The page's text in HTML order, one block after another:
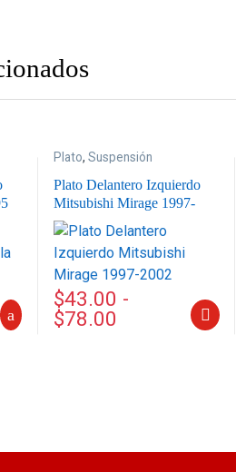
Plato, Suspensión
Plato Delantero Izquierdo
Mitsubishi Mirage 1997-
2002
$43.00 -
$78.00
Este producto tiene